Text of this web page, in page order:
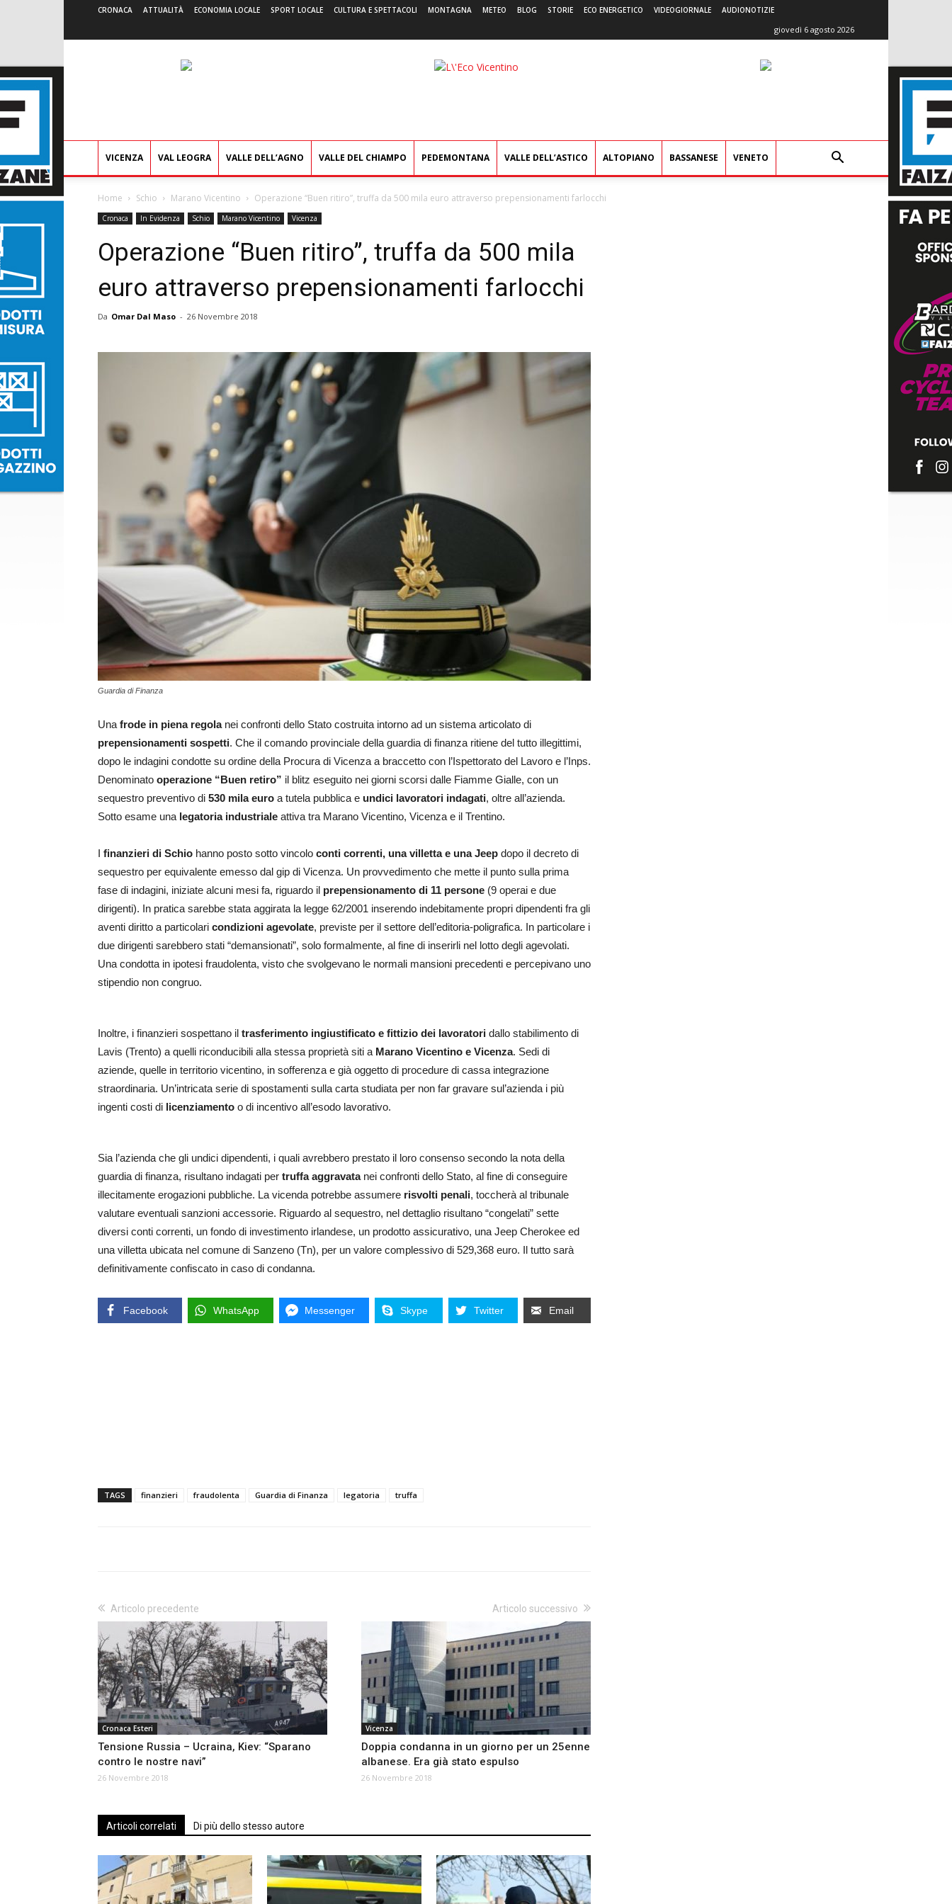
CRONACA ATTUALITÀ ECONOMIA LOCALE SPORT LOCALE CULTURA E SPETTACOLI MONTAGNA METEO BLOG STORIE ECO ENERGETICO VIDEOGIORNALE AUDIONOTIZIE
giovedì 6 agosto 2026
L'Eco
VICENZA VAL LEOGRA VALLE DELL’AGNO VALLE DEL CHIAMPO PEDEMONTANA VALLE DELL’ASTICO ALTOPIANO BASSANESE VENETO
Home Schio Marano Vicentino Operazione “Buen ritiro”, truffa da 500 mila euro attraverso prepensionamenti farlocchi
Cronaca In Evidenza Schio Marano Vicentino Vicenza
Operazione “Buen ritiro”, truffa da 500 mila
euro attraverso prepensionamenti farlocchi
Da Omar Dal Maso - 26 Novembre 2018
Guardia di Finanza
Una frode in piena regolanei confronti dello Stato costruita intorno ad un sistema articolato di
prepensionamenti sospetti. Che il comando provinciale della guardia di finanza ritiene del tutto illegittimi,
dopo le indagini condotte su ordine della Procura di Vicenza a braccetto con l’Ispettorato del Lavoro e l’Inps.
Denominato operazione “Buen retiro” il blitz eseguito nei giorni scorsi dalle Fiamme Gialle, con un
sequestro preventivo di 530 mila euro a tutela pubblica e undici lavoratori indagati, oltre all’azienda.
Sotto esame una legatoria industriale attiva tra Marano Vicentino, Vicenza e il Trentino.
I finanzieri di Schio hanno posto sotto vincolo conti correnti, una villetta e una Jeep dopo il decreto di
sequestro per equivalente emesso dal gip di Vicenza. Un provvedimento che mette il punto sulla prima
fase di indagini, iniziate alcuni mesi fa, riguardo il prepensionamento di 11 persone (9 operai e due
dirigenti). In pratica sarebbe stata aggirata la legge 62/2001 inserendo indebitamente propri dipendenti fra gli
aventi diritto a particolari condizioni agevolate, previste per il settore dell’editoria-poligrafica. In particolare i
due dirigenti sarebbero stati “demansionati”, solo formalmente, al fine di inserirli nel lotto degli agevolati.
Una condotta in ipotesi fraudolenta, visto che svolgevano le normali mansioni precedenti e percepivano uno
stipendio non congruo.
Inoltre, i finanzieri sospettano il trasferimento ingiustificato e fittizio dei lavoratori dallo stabilimento di
Lavis (Trento) a quelli riconducibili alla stessa proprietà siti a Marano Vicentino e Vicenza. Sedi di
aziende, quelle in territorio vicentino, in sofferenza e già oggetto di procedure di cassa integrazione
straordinaria. Un’intricata serie di spostamenti sulla carta studiata per non far gravare sul’azienda i più
ingenti costi di licenziamento o di incentivo all’esodo lavorativo.
Sia l’azienda che gli undici dipendenti, i quali avrebbero prestato il loro consenso secondo la nota della
guardia di finanza, risultano indagati per truffa aggravatanei confronti dello Stato, al fine di conseguire
illecitamente erogazioni pubbliche. La vicenda potrebbe assumere risvolti penali, toccherà al tribunale
valutare eventuali sanzioni accessorie. Riguardo al sequestro, nel dettaglio risultano “congelati” sette
diversi conti correnti, un fondo di investimento irlandese, un prodotto assicurativo, una Jeep Cherokee ed
una villetta ubicata nel comune di Sanzeno (Tn), per un valore complessivo di 529,368 euro. Il tutto sarà
definitivamente confiscato in caso di condanna.
Facebook WhatsApp Messenger Skype Twitter Email
TAGS finanzieri fraudolenta Guardia di Finanza legatoria truffa
Articolo precedente
Cronaca Esteri
Tensione Russia – Ucraina, Kiev: “Sparano
contro le nostre navi”
26 Novembre 2018
Articolo successivo
Vicenza
Doppia condanna in un giorno per un 25enne
albanese. Era già stato espulso
26 Novembre 2018
Articoli correlati Di più dello stesso autore